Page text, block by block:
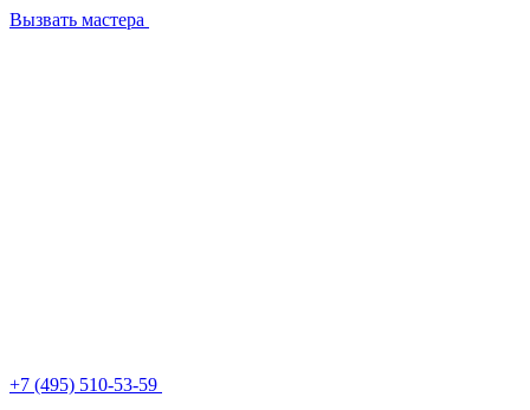
Вызвать мастера
+7 (495) 510-53-59